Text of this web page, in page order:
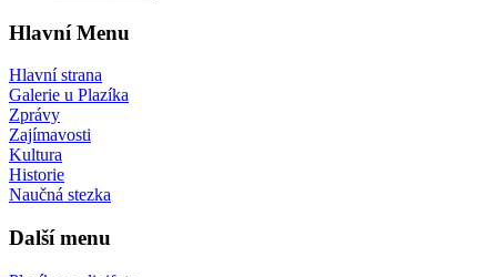
Hlavní Menu
Hlavní strana
Galerie u Plazíka
Zprávy
Zajímavosti
Kultura
Historie
Naučná stezka
Další menu